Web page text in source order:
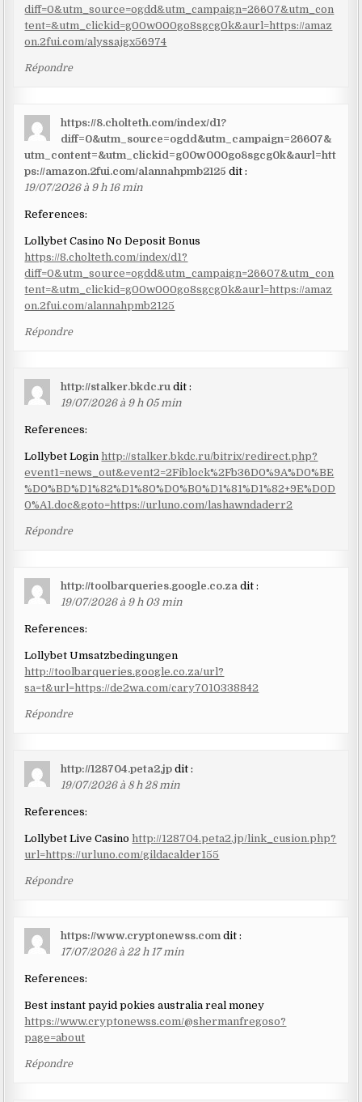
diff=0&utm_source=ogdd&utm_campaign=26607&utm_con
tent=&utm_clickid=g00w000go8sgcg0k&aurl=https://amaz
on.2fui.com/alyssajgx56974
Répondre
https://8.cholteth.com/index/d1?
diff=0&utm_source=ogdd&utm_campaign=26607&
utm_content=&utm_clickid=g00w000go8sgcg0k&aurl=htt
ps://amazon.2fui.com/alannahpmb2125 dit :
19/07/2026 à 9 h 16 min
References:
Lollybet Casino No Deposit Bonus
https://8.cholteth.com/index/d1?
diff=0&utm_source=ogdd&utm_campaign=26607&utm_con
tent=&utm_clickid=g00w000go8sgcg0k&aurl=https://amaz
on.2fui.com/alannahpmb2125
Répondre
http://stalker.bkdc.ru dit :
19/07/2026 à 9 h 05 min
References:
Lollybet Login http://stalker.bkdc.ru/bitrix/redirect.php?
event1=news_out&event2=2Fiblock%2Fb36D0%9A%D0%BE
%D0%BD%D1%82%D1%80%D0%B0%D1%81%D1%82+9E%D0D
0%A1.doc&goto=https://urluno.com/lashawndaderr2
Répondre
http://toolbarqueries.google.co.za dit :
19/07/2026 à 9 h 03 min
References:
Lollybet Umsatzbedingungen
http://toolbarqueries.google.co.za/url?
sa=t&url=https://de2wa.com/cary7010338842
Répondre
http://128704.peta2.jp dit :
19/07/2026 à 8 h 28 min
References:
Lollybet Live Casino http://128704.peta2.jp/link_cusion.php?
url=https://urluno.com/gildacalder155
Répondre
https://www.cryptonewss.com dit :
17/07/2026 à 22 h 17 min
References:
Best instant payid pokies australia real money
https://www.cryptonewss.com/@shermanfregoso?
page=about
Répondre